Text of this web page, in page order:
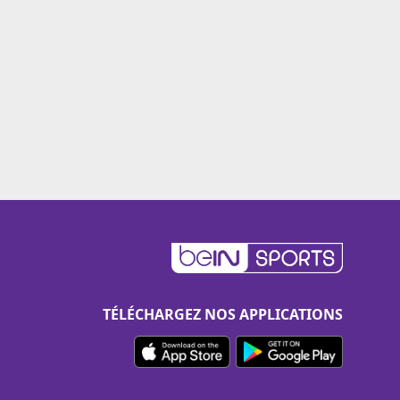
TÉLÉCHARGEZ NOS APPLICATIONS